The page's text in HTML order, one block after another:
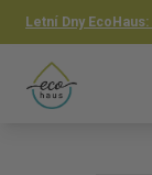
Letní Dny